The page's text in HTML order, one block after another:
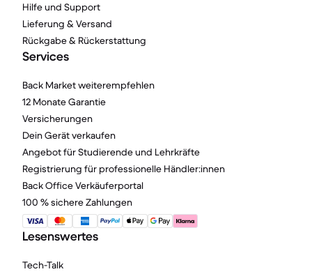
Hilfe und Support
Lieferung & Versand
Rückgabe & Rückerstattung
Services
Back Market weiterempfehlen
12 Monate Garantie
Versicherungen
Dein Gerät verkaufen
Angebot für Studierende und Lehrkräfte
Registrierung für professionelle Händler:innen
Back Office Verkäuferportal
100 % sichere Zahlungen
Lesenswertes
Tech-Talk